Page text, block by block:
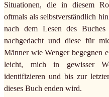
Situationen, die in diesem
oftmals als selbstverständlich
nach dem Lesen des
nachgedacht und diese für
Männer wie Wenger begegnen
leicht, mich in gewisser
identifizieren und bis zur
dieses Buch enden wird.